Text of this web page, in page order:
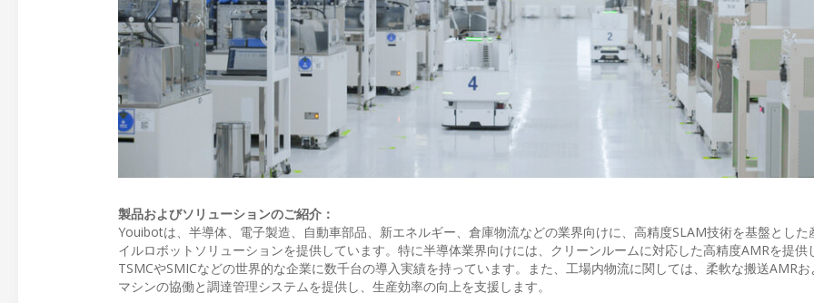
製品およびソリューションのご紹介：
Youibotは、半導体、電子製造、自動車部品、新エネルギー、倉庫物流などの業界向けに、高精度SLAM技術を基盤とした
イルロボットソリューションを提供しています。特に半導体業界向けには、クリーンルームに対応した高精度AMRを提供
TSMCやSMICなどの世界的な企業に数千台の導入実績を持っています。また、工場内物流に関しては、柔軟な搬送AMR
マシンの協働と調達管理システムを提供し、生産効率の向上を支援します。